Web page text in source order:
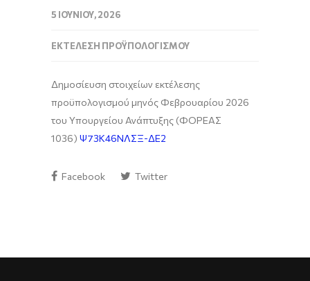
5 ΙΟΥΝΊΟΥ, 2026
ΕΚΤΈΛΕΣΗ ΠΡΟΫΠΟΛΟΓΙΣΜΟΎ
Δημοσίευση στοιχείων εκτέλεσης
προϋπολογισμού μηνός Φεβρουαρίου 2026
του Υπουργείου Ανάπτυξης (ΦΟΡΕΑΣ
1036) Ψ73Κ46ΝΛΣΞ-ΔΕ2
Facebook Twitter